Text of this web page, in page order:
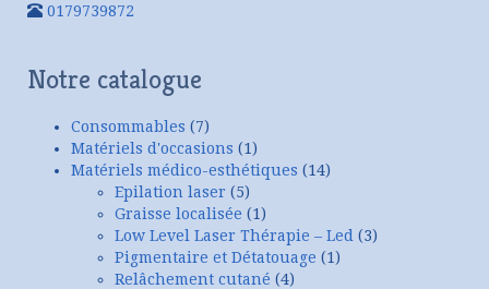
0179739872
Notre catalogue
Consommables (7)
Matériels d'occasions (1)
Matériels médico-esthétiques (14)
Epilation laser (5)
Graisse localisée (1)
Low Level Laser Thérapie – Led (3)
Pigmentaire et Détatouage (1)
Relâchement cutané (4)